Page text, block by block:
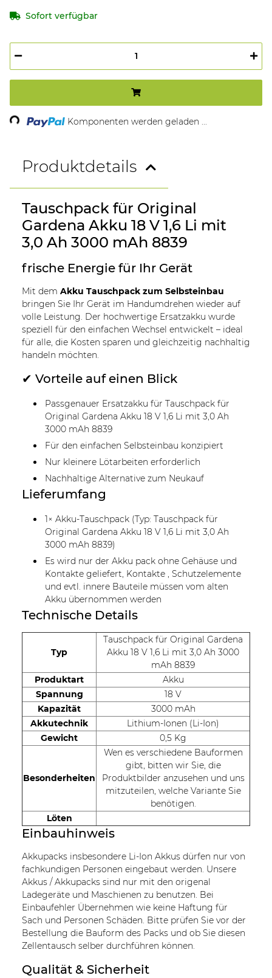
Sofort verfügbar
Loading... Komponenten werden geladen ...
Produktdetails
Tauschpack für Original
Gardena Akku 18 V 1,6 Li mit
3,0 Ah 3000 mAh 8839
frische Energie für Ihr Gerät
Mit dem Akku Tauschpack zum Selbsteinbau
bringen Sie Ihr Gerät im Handumdrehen wieder auf
volle Leistung. Der hochwertige Ersatzakku wurde
speziell für den einfachen Wechsel entwickelt – ideal
für alle, die Kosten sparen und gleichzeitig nachhaltig
handeln möchten.
✔ Vorteile auf einen Blick
Passgenauer Ersatzakku für Tauschpack für
Original Gardena Akku 18 V 1,6 Li mit 3,0 Ah
3000 mAh 8839
Für den einfachen Selbsteinbau konzipiert
Nur kleinere Lötarbeiten erforderlich
Nachhaltige Alternative zum Neukauf
Lieferumfang
1× Akku-Tauschpack (Typ: Tauschpack für
Original Gardena Akku 18 V 1,6 Li mit 3,0 Ah
3000 mAh 8839)
Es wird nur der Akku pack ohne Gehäuse und
Kontakte geliefert, Kontakte , Schutzelemente
und evtl. innere Bauteile müssen vom alten
Akku übernommen werden
Technische Details
Typ
Tauschpack für Original Gardena
Akku 18 V 1,6 Li mit 3,0 Ah 3000
mAh 8839
Produktart
Akku
Spannung
18 V
Kapazität
3000 mAh
Akkutechnik
Lithium-Ionen (Li-Ion)
Gewicht
0,5 Kg
Besonderheiten
Wen es verschiedene Bauformen
gibt, bitten wir Sie, die
Produktbilder anzusehen und uns
mitzuteilen, welche Variante Sie
benötigen.
Löten
Einbauhinweis
Akkupacks insbesondere Li-Ion Akkus dürfen nur von
fachkundigen Personen eingebaut werden. Unsere
Akkus / Akkupacks sind nur mit den origenal
Ladegeräte und Maschienen zu benutzen. Bei
Einbaufehler Übernehmen wie keine Haftung für
Sach und Personen Schäden. Bitte prüfen Sie vor der
Bestellung die Bauform des Packs und ob Sie diesen
Zellentausch selber durchführen können.
Qualität & Sicherheit